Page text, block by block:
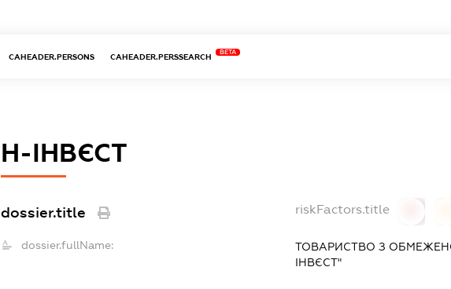
CAHEADER.PERSONS CAHEADER.PERSSEARCH
BETA
Н-ІНВЄСТ
dossier.title riskFactors.title
dossier.fullName:
ТОВАРИСТВО З
ІНВЄСТ"